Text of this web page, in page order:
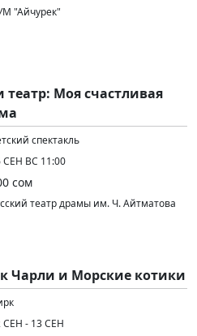
"Айчурек"
театр: Моя счастливая
спектакль
СЕН ВС 11:00
сом
театр драмы им. Ч. Айтматова
Чарли и Морские котики
СЕН - 13 СЕН